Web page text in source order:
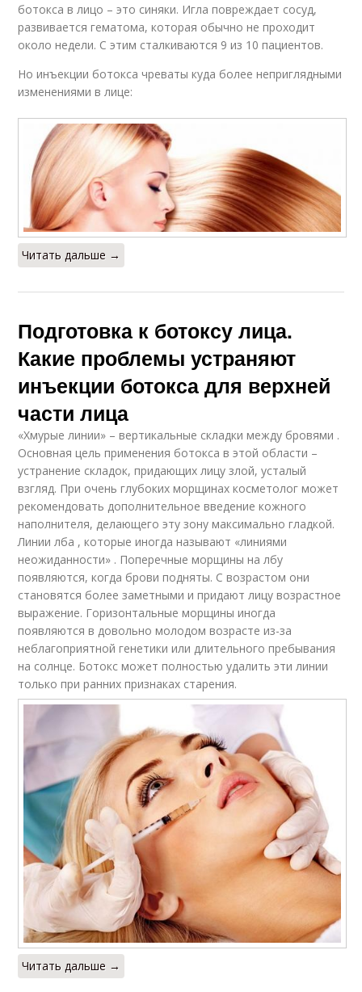
ботокса в лицо – это синяки. Игла повреждает сосуд,
развивается гематома, которая обычно не проходит
около недели. С этим сталкиваются 9 из 10 пациентов.
Но инъекции ботокса чреваты куда более неприглядными
изменениями в лице:
Читать дальше →
Подготовка к ботоксу лица.
Какие проблемы устраняют
инъекции ботокса для верхней
части лица
«Хмурые линии» – вертикальные складки между бровями .
Основная цель применения ботокса в этой области –
устранение складок, придающих лицу злой, усталый
взгляд. При очень глубоких морщинах косметолог может
рекомендовать дополнительное введение кожного
наполнителя, делающего эту зону максимально гладкой.
Линии лба , которые иногда называют «линиями
неожиданности» . Поперечные морщины на лбу
появляются, когда брови подняты. С возрастом они
становятся более заметными и придают лицу возрастное
выражение. Горизонтальные морщины иногда
появляются в довольно молодом возрасте из-за
неблагоприятной генетики или длительного пребывания
на солнце. Ботокс может полностью удалить эти линии
только при ранних признаках старения.
Читать дальше →